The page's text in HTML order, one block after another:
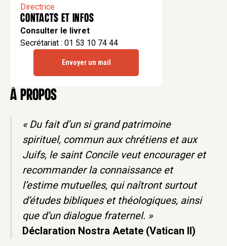
à propos
« Du fait d’un si grand patrimoine
spirituel, commun aux chrétiens et aux
Juifs, le saint Concile veut encourager et
recommander la connaissance et
l’estime mutuelles, qui naîtront surtout
d’études bibliques et théologiques, ainsi
que d’un dialogue fraternel. »
Déclaration Nostra Aetate (Vatican II)
Directrice
Contacts et infos
Consulter le livret
Secrétariat : 01 53 10 74 44
Envoyer un mail